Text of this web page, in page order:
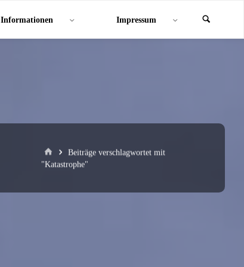
Informationen Impressum
StartBeiträge verschlagwortet mit
"Katastrophe"